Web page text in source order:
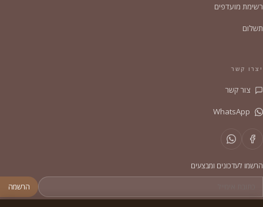
רשימת מועדפים
תשלום
יצרו קשר
צור קשר
הרשמו לעדכונים ומבצעים
הרשמה